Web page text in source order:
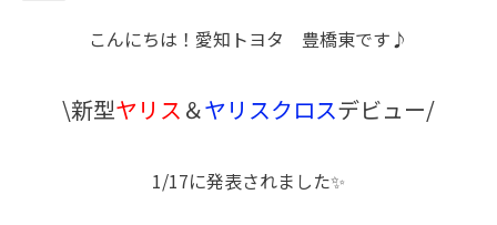
こんにちは！愛知トヨタ 豊橋東です♪
\新型ヤリス ＆ヤリスクロスデビュー/
1/17に発表されました✨